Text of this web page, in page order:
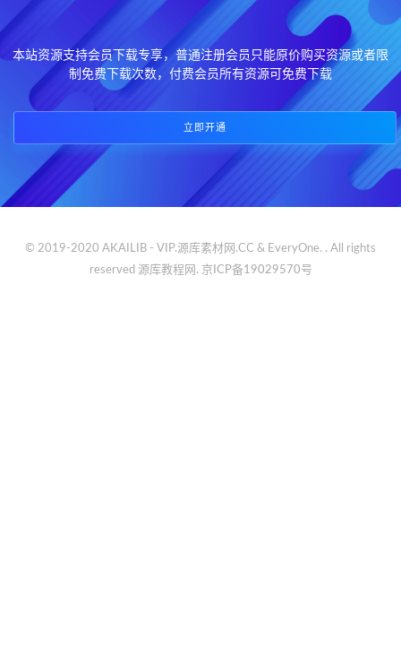
本站资源支持会员下载专享，普通注册会员只能原价购买资源或者限
制免费下载次数，付费会员所有资源可免费下载
立即开通
© 2019-2020 AKAILIB - VIP.源库素材网.CC & EveryOne. . All rights
reserved 源库教程网. 京ICP备19029570号